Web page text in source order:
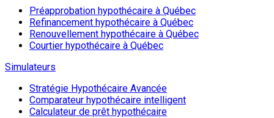
Préapprobation hypothécaire à Québec
Refinancement hypothécaire à Québec
Renouvellement hypothécaire à Québec
Courtier hypothécaire à Québec
Simulateurs
Stratégie Hypothécaire Avancée
Comparateur hypothécaire intelligent
Calculateur de prêt hypothécaire